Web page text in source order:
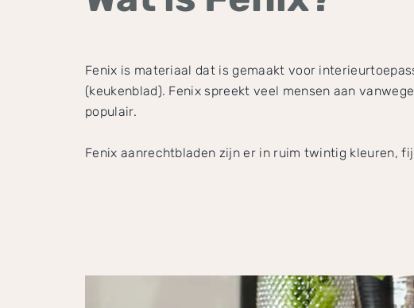
Fenix is materiaal dat is gemaakt voor
(keukenblad). Fenix spreekt veel mensen aan
populair.
Fenix aanrechtbladen zijn er in ruim twintig kleuren,